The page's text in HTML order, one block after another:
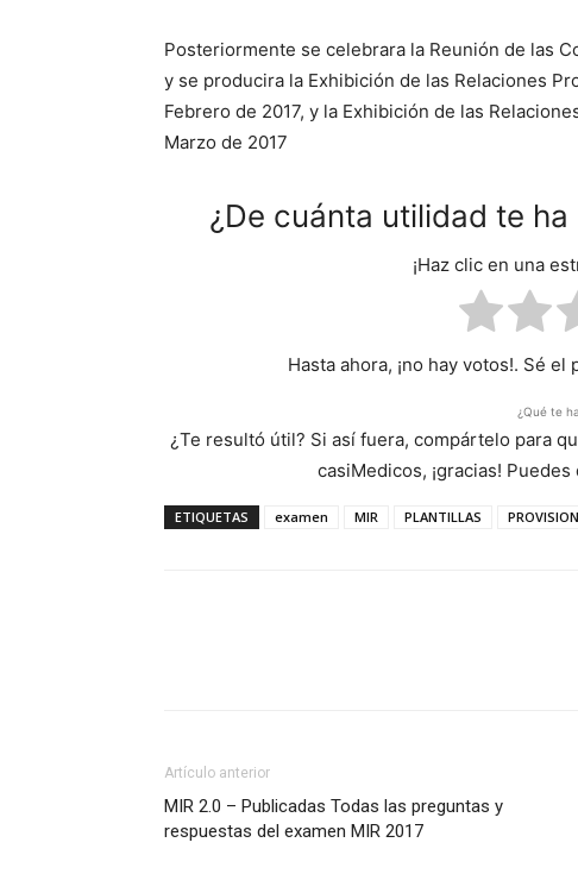
Posteriormente se celebrara la Reunión de las
y se producira la Exhibición de las Relaciones
Febrero de 2017, y la Exhibición de las
Marzo de 2017
¿De cuánta utilidad te
¡Haz clic en una
Hasta ahora, ¡no hay votos!. Sé
¿Qué te
¿Te resultó útil? Si así fuera, compártelo para
casiMedicos, ¡gracias!
ETIQUETAS examen MIR PLANTILLAS
Artículo anterior
MIR 2.0 – Publicadas Todas las preguntas y
respuestas del examen MIR 2017